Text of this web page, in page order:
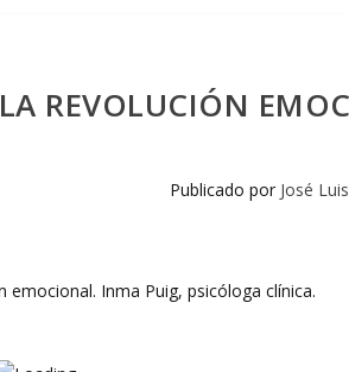
LA REVOLUCIÓN
Publicado por José